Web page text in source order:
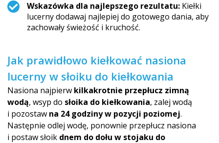
Wskazówka dla najlepszego rezultatu: Kiełki
lucerny dodawaj najlepiej do gotowego dania, aby
zachowały świeżość i kruchość.
Jak prawidłowo kiełkować nasiona
lucerny w słoiku do kiełkowania
Nasiona najpierw kilkakrotnie przepłucz zimną
wodą, wsyp do słoika do kiełkowania, zalej wodą
i pozostaw na 24 godziny w pozycji poziomej.
Następnie odlej wodę, ponownie przepłucz nasiona
i postaw słoik dnem do dołu w stojaku do